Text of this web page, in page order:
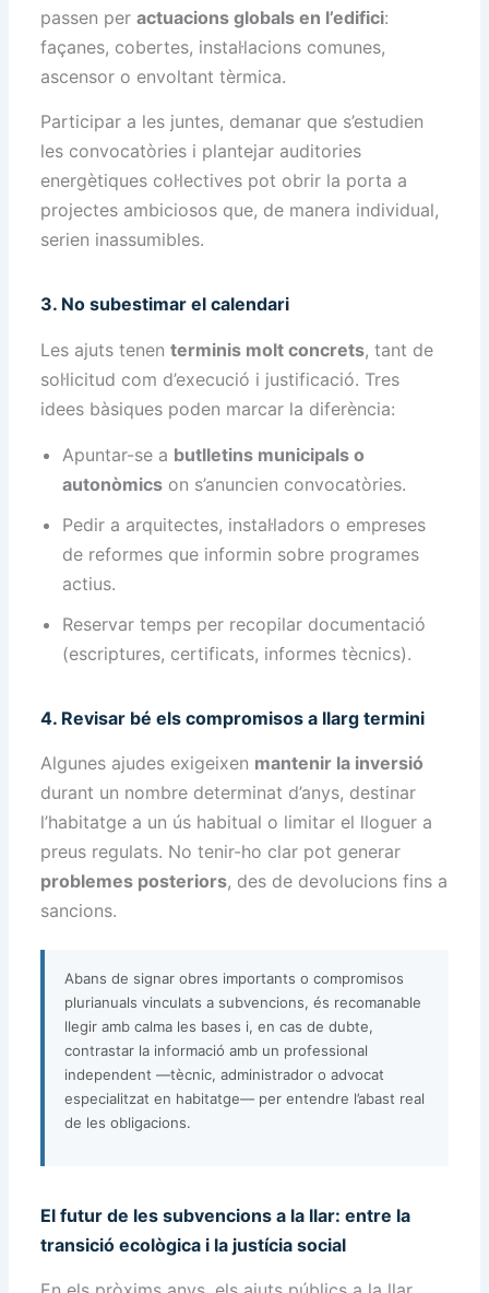
passen peractuacions globals en l’edifici:
façanes, cobertes, instal·lacions comunes,
ascensor o envoltant tèrmica.
Participar a les juntes, demanar que s’estudien
les convocatòries i plantejar auditories
energètiques col·lectives pot obrir la porta a
projectes ambiciosos que, de manera individual,
serien inassumibles.
3. No subestimar el calendari
Les ajuts tenenterminis molt concrets, tant de
sol·licitud com d’execució i justificació. Tres
idees bàsiques poden marcar la diferència:
Apuntar-se a butlletins municipals o
autonòmics on s’anuncien convocatòries.
Pedir a arquitectes, instal·ladors o empreses
de reformes que informin sobre programes
actius.
Reservar temps per recopilar documentació
(escriptures, certificats, informes tècnics).
4. Revisar bé els compromisos a llarg termini
Algunes ajudes exigeixen mantenir la inversió
durant un nombre determinat d’anys, destinar
l’habitatge a un ús habitual o limitar el lloguer a
preus regulats. No tenir-ho clar pot generar
problemes posteriors, des de devolucions fins a
sancions.
Abans de signar obres importants o compromisos
plurianuals vinculats a subvencions, és recomanable
llegir amb calma les bases i, en cas de dubte,
contrastar la informació amb un professional
independent —tècnic, administrador o advocat
especialitzat en habitatge— per entendre l’abast real
de les obligacions.
El futur de les subvencions a la llar: entre la
transició ecològica i la justícia social